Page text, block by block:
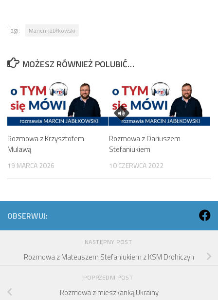
Tagi: Maricn Jabłkowski
MOŻESZ RÓWNIEŻ POLUBIĆ…
Rozmowa z Krzysztofem
Mulawą
19 MARCA 2026
Rozmowa z Dariuszem
Stefaniukiem
10 CZERWCA 2022
OBSERWUJ:
NASTĘPNY POST
Rozmowa z Mateuszem Stefaniukiem z KSM Drohiczyn
POPRZEDNI POST
Rozmowa z mieszkanką Ukrainy